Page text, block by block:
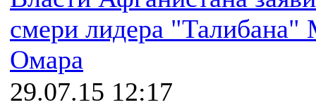
смери лидера
Омара
29.07.15 12:17